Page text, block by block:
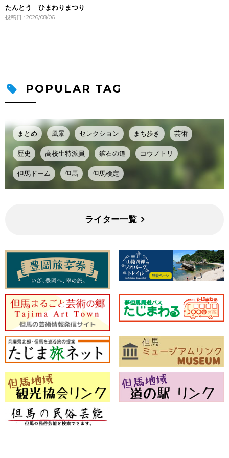
たんとう ひまわりまつり
投稿日 : 2026/08/06
POPULAR TAG
まとめ 風景 セレクション まち歩き 芸術
歴史 高校生特派員 鉱石の道 コウノトリ
但馬ドーム 但馬 但馬検定
ライター一覧